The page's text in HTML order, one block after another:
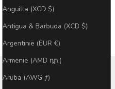
Anguilla (XCD $)
Antigua & Barbuda (XCD $)
Argentinië (EUR €)
Armenië (AMD դր.)
Aruba (AWG ƒ)